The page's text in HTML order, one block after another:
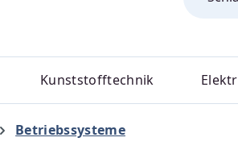
Kunststofftechnik
Betriebssysteme